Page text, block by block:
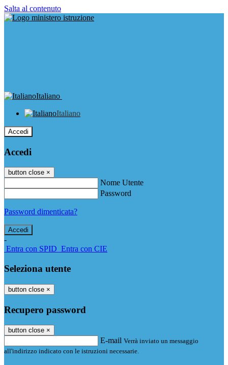
Salta al contenuto
Italiano
Italiano
Accedi
Accedi
button close ×
Nome Utente
Password
Password dimenticata?
-
Entra con SPID Entra con CIE
Seleziona utente
button close ×
Recupero password
button close ×
E-mail Verrà inviato un messaggio
all'indirizzo indicato con le istruzioni necessarie.